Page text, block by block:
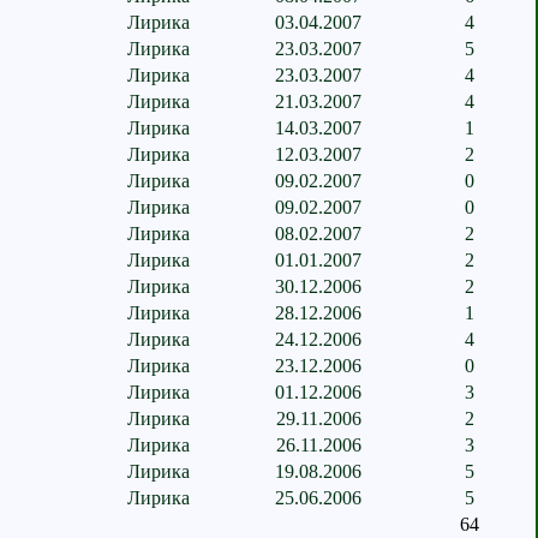
Лирика 03.04.2007
4
Лирика 23.03.2007
5
Лирика 23.03.2007
4
Лирика 21.03.2007
4
Лирика 14.03.2007
1
Лирика 12.03.2007
2
Лирика 09.02.2007
0
Лирика 09.02.2007
0
Лирика 08.02.2007
2
Лирика 01.01.2007
2
Лирика 30.12.2006
2
Лирика 28.12.2006
1
Лирика 24.12.2006
4
Лирика 23.12.2006
0
Лирика 01.12.2006
3
Лирика 29.11.2006
2
Лирика 26.11.2006
3
Лирика 19.08.2006
5
Лирика 25.06.2006
5
64